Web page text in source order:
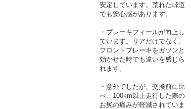
安定しています。荒れた峠道
でも安心感があります。
・ブレーキフィールが向上し
ています。リアだけでなく、
フロントブレーキをガツンと
効かせた時でも違いを感じら
れます。
・意外でしたが、交換前に比
べ、100km以上走行した際の
お尻の痛みが軽減されていま